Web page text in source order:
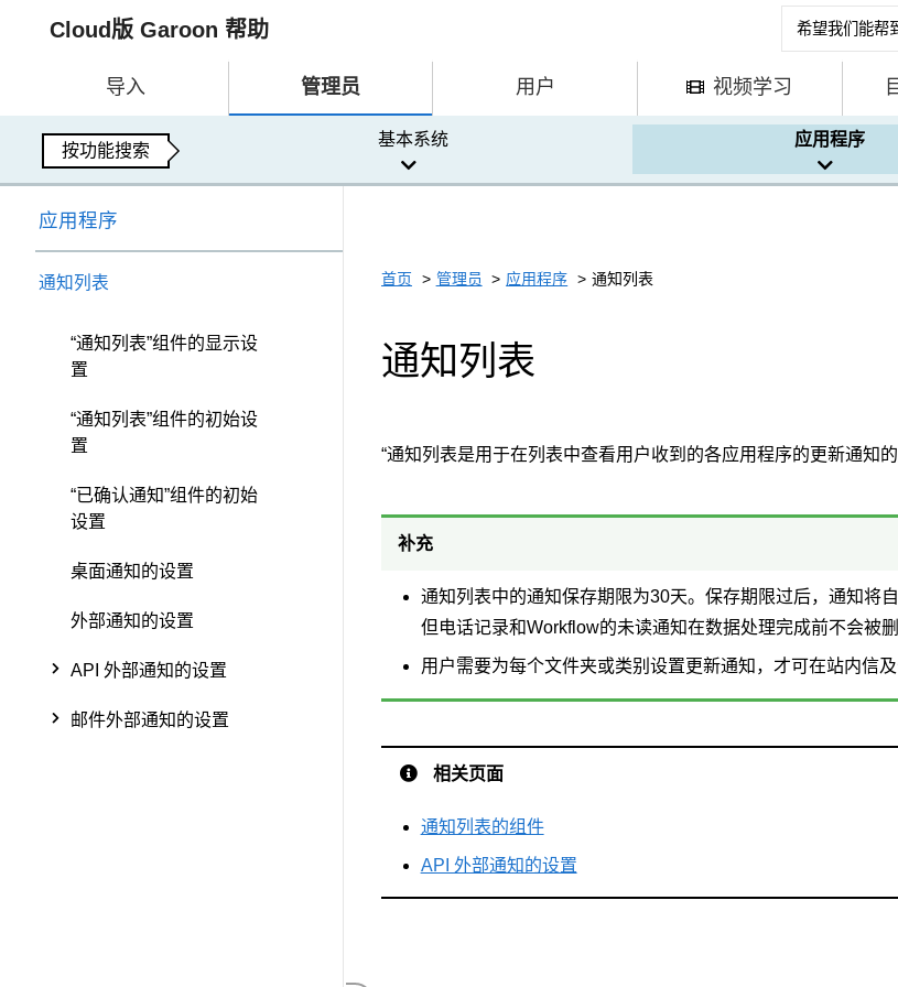
Cloud版 Garoon 帮助
导入 管理员 用户 视频学习
按功能搜索
基本系统 应用程序
应用程序
通知列表
“通知列表”组件的显示设
置
“通知列表”组件的初始设
置
“已确认通知”组件的初始
设置
桌面通知的设置
外部通知的设置
API 外部通知的设置
邮件外部通知的设置
首页 管理员 应用程序 通知列表
通知列表
“通知列表是用于在列表中查看用户收到的各应用程序的更新通知的
补充
通知列表中的通知保存期限为30天。保存期限过后，通知将自
但电话记录和Workflow的未读通知在数据处理完成前不会被删
用户需要为每个文件夹或类别设置更新通知，才可在站内信及
相关页面
通知列表的组件
API 外部通知的设置